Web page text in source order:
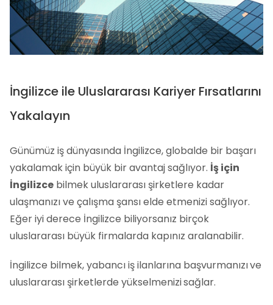
İngilizce ile Uluslararası Kariyer Fırsatlarını
Yakalayın
Günümüz iş dünyasında İngilizce, globalde bir başarı
yakalamak için büyük bir avantaj sağlıyor. İş için
İngilizce bilmek uluslararası şirketlere kadar
ulaşmanızı ve çalışma şansı elde etmenizi sağlıyor.
Eğer iyi derece İngilizce biliyorsanız birçok
uluslararası büyük firmalarda kapınız aralanabilir.
İngilizce bilmek, yabancı iş ilanlarına başvurmanızıve
uluslararası şirketlerde yükselmenizisağlar.